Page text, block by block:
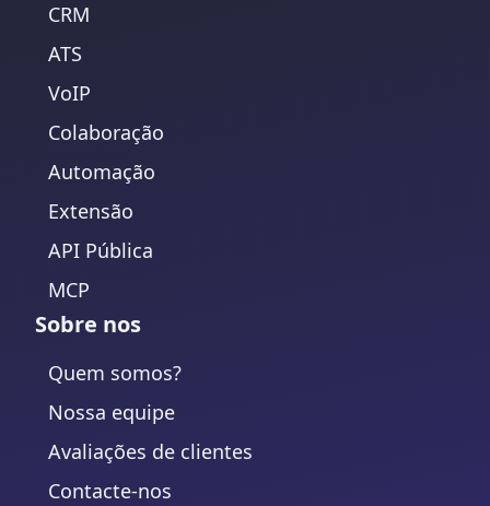
CRM
ATS
VoIP
Colaboração
Automação
Extensão
API Pública
MCP
Sobre nos
Quem somos?
Nossa equipe
Avaliações de clientes
Contacte-nos